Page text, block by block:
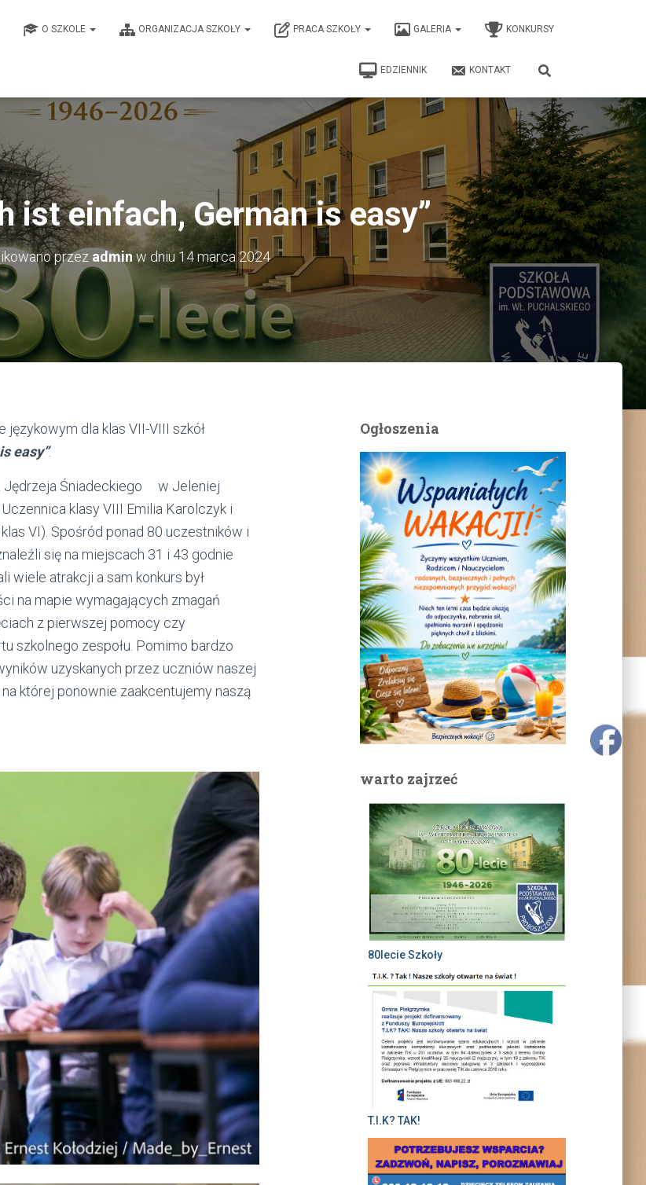
O SZKOLE ORGANIZACJA SZKOŁY PRACA SZKOŁY GALERIA KONKURSY
EDZIENNIK KONTAKT
ist einfach, German is easy”
przez admin w dniu14 marca 2024
dla klas VII-VIII szkół
easy”.
Jędrzeja Śniadeckiego w Jeleniej
klasy VIII Emilia Karolczyk i
VI). Spośród ponad 80 uczestników i
się na miejscach 31 i 43 godnie
wiele atrakcji a sam konkurs był
na mapie wymagających zmagań
z pierwszej pomocy czy
szkolnego zespołu. Pomimo bardzo
uzyskanych przez uczniów naszej
której ponownie zaakcentujemy naszą
Ogłoszenia
warto zajrzeć
80lecie Szkoły
T.I.K? TAK!